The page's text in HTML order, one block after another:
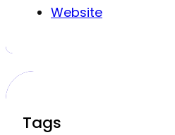
Website
Tags